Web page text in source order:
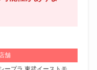
店舗